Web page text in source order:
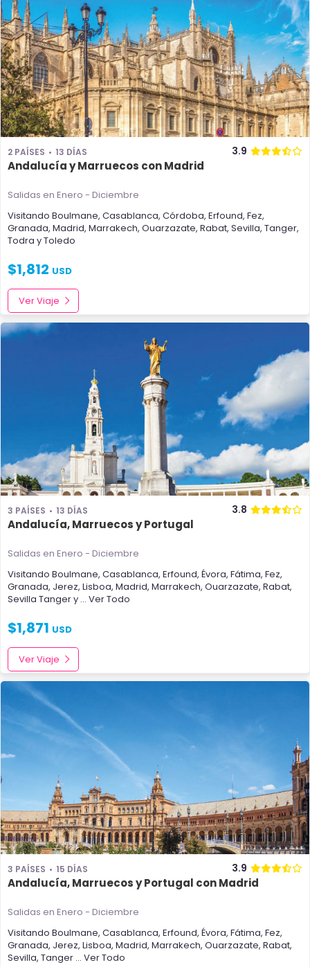
2 PAÍSES 13 DÍAS 3.9
Andalucía y Marruecos con Madrid
Salidas en Enero - Diciembre
Visitando Boulmane, Casablanca, Córdoba, Erfound, Fez,
Granada, Madrid, Marrakech, Ouarzazate, Rabat, Sevilla, Tanger,
Todra yToledo
$1,812 USD
Ver Viaje
3 PAÍSES 13 DÍAS 3.8
Andalucía, Marruecos y Portugal
Salidas en Enero - Diciembre
Visitando Boulmane, Casablanca, Erfound, Évora, Fátima, Fez,
Granada, Jerez, Lisboa, Madrid, Marrakech, Ouarzazate, Rabat,
Sevilla Tangery ... Ver Todo
$1,871 USD
Ver Viaje
3 PAÍSES 15 DÍAS 3.9
Andalucía, Marruecos y Portugal con Madrid
Salidas en Enero - Diciembre
Visitando Boulmane, Casablanca, Erfound, Évora, Fátima, Fez,
Granada, Jerez, Lisboa, Madrid, Marrakech, Ouarzazate, Rabat,
Sevilla, Tanger ... Ver Todo